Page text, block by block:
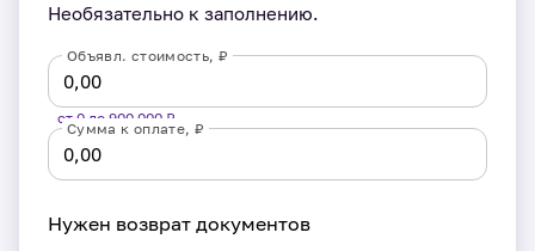
Необязательно к заполнению.
Объявл. стоимость, ₽
от 0 до 900 000 ₽
Сумма к оплате, ₽
Нужен возврат документов